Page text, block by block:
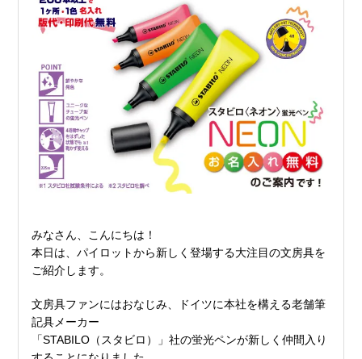
みなさん、こんにちは！
本日は、パイロットから新しく登場する大注目の文房具を
ご紹介します。
文房具ファンにはおなじみ、ドイツに本社を構える老舗筆
記具メーカー
「STABILO（スタビロ）」社の蛍光ペンが新しく仲間入り